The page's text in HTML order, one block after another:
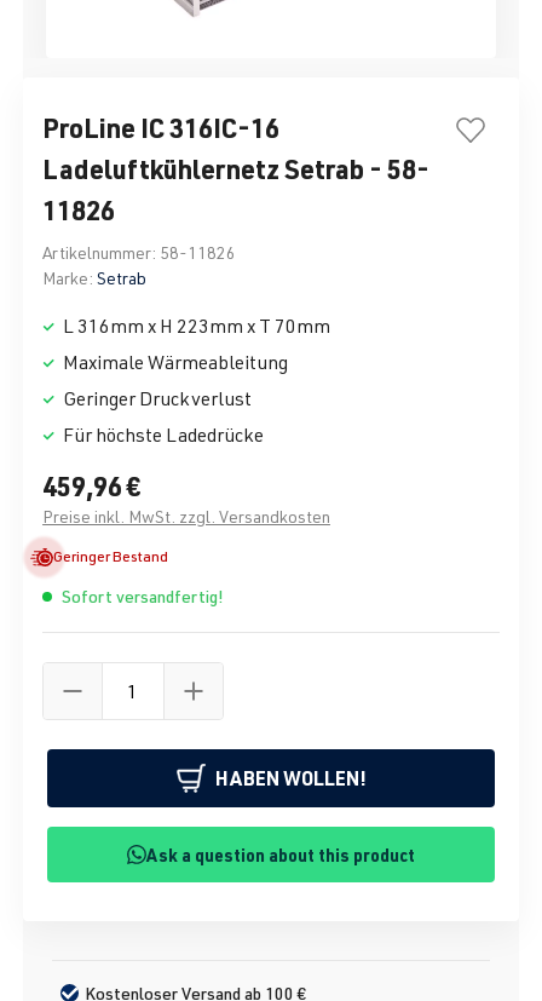
ProLine IC 316IC-16
Ladeluftkühlernetz Setrab - 58-
11826
Artikelnummer: 58-11826
Marke: Setrab
L 316mm x H 223mm x T 70mm
Maximale Wärmeableitung
Geringer Druckverlust
Für höchste Ladedrücke
459,96 €
Preise inkl. MwSt. zzgl. Versandkosten
Geringer Bestand
Sofort versandfertig!
HABEN WOLLEN!
Ask a question about this product
Kostenloser Versand ab 100 €